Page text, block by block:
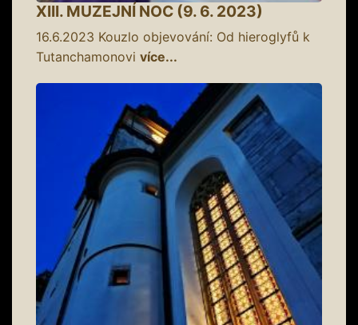
XIII. MUZEJNÍ NOC (9. 6. 2023)
16.6.2023 Kouzlo objevování: Od hieroglyfů k
Tutanchamonovi více...